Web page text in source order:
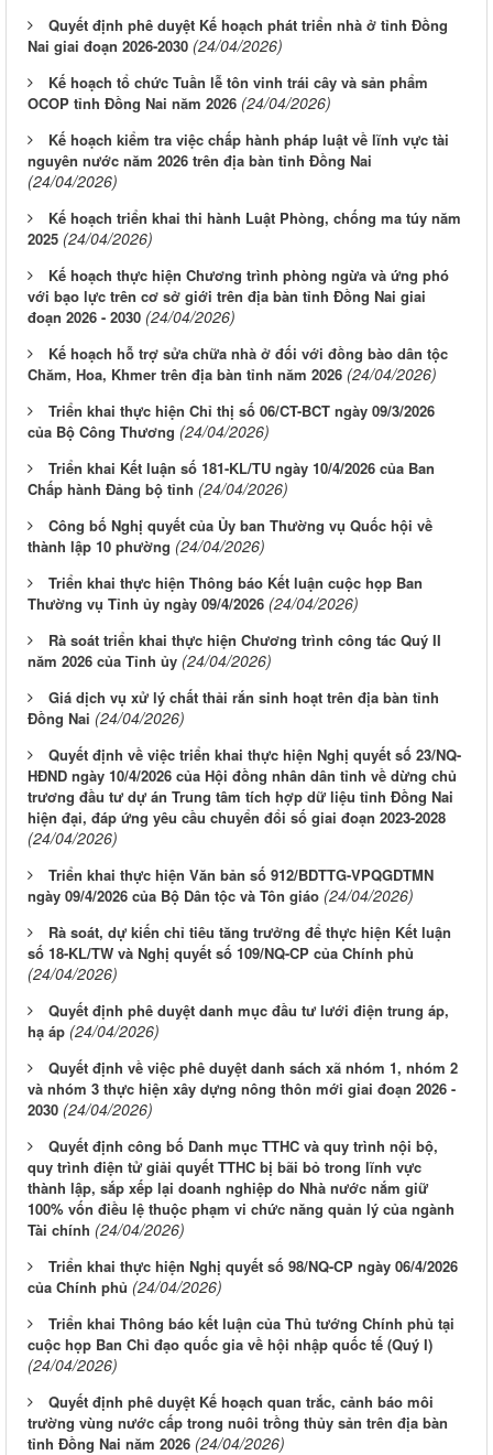
Quyết định phê duyệt Kế hoạch phát triển nhà ở tỉnh Đồng
Nai giai đoạn 2026-2030 (24/04/2026)
Kế hoạch tổ chức Tuần lễ tôn vinh trái cây và sản phẩm
OCOP tỉnh Đồng Nai năm 2026 (24/04/2026)
Kế hoạch kiểm tra việc chấp hành pháp luật về lĩnh vực tài
nguyên nước năm 2026 trên địa bàn tỉnh Đồng Nai
(24/04/2026)
Kế hoạch triển khai thi hành Luật Phòng, chống ma túy năm
2025 (24/04/2026)
Kế hoạch thực hiện Chương trình phòng ngừa và ứng phó
với bạo lực trên cơ sở giới trên địa bàn tỉnh Đồng Nai giai
đoạn 2026 - 2030 (24/04/2026)
Kế hoạch hỗ trợ sửa chữa nhà ở đối với đồng bào dân tộc
Chăm, Hoa, Khmer trên địa bàn tỉnh năm 2026 (24/04/2026)
Triển khai thực hiện Chỉ thị số 06/CT-BCT ngày 09/3/2026
của Bộ Công Thương (24/04/2026)
Triển khai Kết luận số 181-KL/TU ngày 10/4/2026 của Ban
Chấp hành Đảng bộ tỉnh (24/04/2026)
Công bố Nghị quyết của Ủy ban Thường vụ Quốc hội về
thành lập 10 phường (24/04/2026)
Triển khai thực hiện Thông báo Kết luận cuộc họp Ban
Thường vụ Tỉnh ủy ngày 09/4/2026 (24/04/2026)
Rà soát triển khai thực hiện Chương trình công tác Quý II
năm 2026 của Tỉnh ủy (24/04/2026)
Giá dịch vụ xử lý chất thải rắn sinh hoạt trên địa bàn tỉnh
Đồng Nai (24/04/2026)
Quyết định về việc triển khai thực hiện Nghị quyết số 23/NQ-
HĐND ngày 10/4/2026 của Hội đồng nhân dân tỉnh về dừng chủ
trương đầu tư dự án Trung tâm tích hợp dữ liệu tỉnh Đồng Nai
hiện đại, đáp ứng yêu cầu chuyển đổi số giai đoạn 2023-2028
(24/04/2026)
Triển khai thực hiện Văn bản số 912/BDTTG-VPQGDTMN
ngày 09/4/2026 của Bộ Dân tộc và Tôn giáo (24/04/2026)
Rà soát, dự kiến chỉ tiêu tăng trưởng để thực hiện Kết luận
số 18-KL/TW và Nghị quyết số 109/NQ-CP của Chính phủ
(24/04/2026)
Quyết định phê duyệt danh mục đầu tư lưới điện trung áp,
hạ áp (24/04/2026)
Quyết định về việc phê duyệt danh sách xã nhóm 1, nhóm 2
và nhóm 3 thực hiện xây dựng nông thôn mới giai đoạn 2026 -
2030 (24/04/2026)
Quyết định công bố Danh mục TTHC và quy trình nội bộ,
quy trình điện tử giải quyết TTHC bị bãi bỏ trong lĩnh vực
thành lập, sắp xếp lại doanh nghiệp do Nhà nước nắm giữ
100% vốn điều lệ thuộc phạm vi chức năng quản lý của ngành
Tài chính (24/04/2026)
Triển khai thực hiện Nghị quyết số 98/NQ-CP ngày 06/4/2026
của Chính phủ (24/04/2026)
Triển khai Thông báo kết luận của Thủ tướng Chính phủ tại
cuộc họp Ban Chỉ đạo quốc gia về hội nhập quốc tế (Quý I)
(24/04/2026)
Quyết định phê duyệt Kế hoạch quan trắc, cảnh báo môi
trường vùng nước cấp trong nuôi trồng thủy sản trên địa bàn
tỉnh Đồng Nai năm 2026 (24/04/2026)